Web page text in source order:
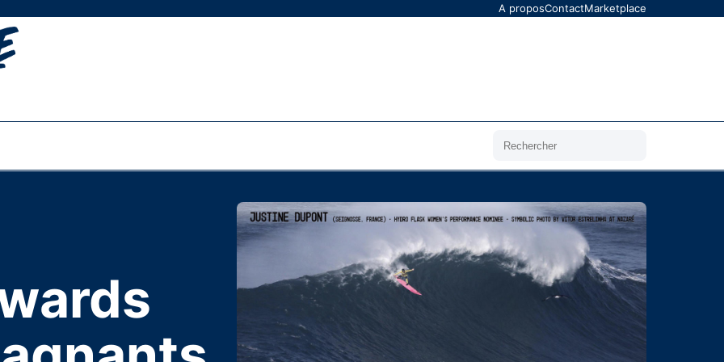
A proposContactMarketplace
Rechercher